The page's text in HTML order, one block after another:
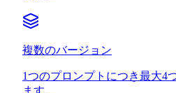
複数のバージョン
1つのプロンプトにつき最大4
ます。